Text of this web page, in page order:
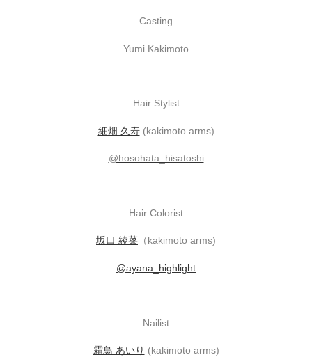
Casting
Yumi Kakimoto
Hair Stylist
細畑 久寿(kakimoto arms)
@hosohata_hisatoshi
Hair Colorist
坂口 綾菜 （kakimoto arms)
@ayana_highlight
Nailist
霜鳥 あいり (kakimoto arms)